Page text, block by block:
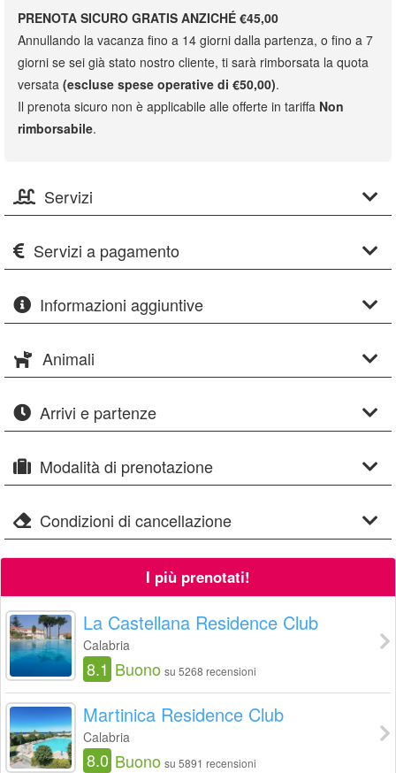
PRENOTA SICURO GRATIS ANZICHÉ €45,00
Annullando la vacanza fino a 14 giorni dalla partenza, o fino a 7
giorni se sei già stato nostro cliente, ti sarà rimborsata la quota
versata (escluse spese operative di €50,00).
Il prenota sicuro non è applicabile alle offerte in tariffa Non
rimborsabile.
Servizi
Servizi a pagamento
Informazioni aggiuntive
Animali
Arrivi e partenze
Modalità di prenotazione
Condizioni di cancellazione
I più prenotati!
La Castellana Residence Club
Calabria
8.1 Buono su 5268 recensioni
Martinica Residence Club
Calabria
8.0 Buono su 5891 recensioni